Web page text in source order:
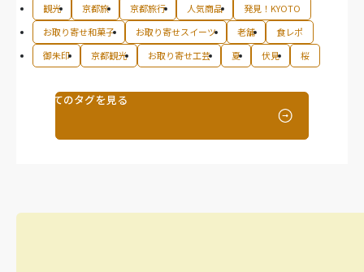
観光
京都旅 京都旅行 人気商品
発見！KYOTO
お取り寄せ和菓子
お取り寄せスイーツ 老舗
食レポ
御朱印
京都観光 お取り寄せ工芸 夏 伏見 桜
すべてのタグを見る